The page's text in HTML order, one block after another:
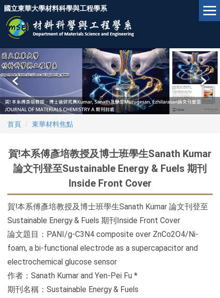
跳
到
主
要
內
容
區
國立東華大學材料科學與工程學系
首頁 東華材料焦點
賀!本系傅彥培教授及博士班學生Sanath Kumar
論文刊登至Sustainable Energy & Fuels 期刊
Inside Front Cover
賀!本系傅彥培教授及博士班學生Sanath Kumar 論文刊登至
Sustainable Energy & Fuels 期刊Inside Front Cover
論文題目：PANI/g-C3N4 composite over ZnCo2O4/Ni-
foam, a bi-functional electrode as a supercapacitor and
electrochemical glucose sensor
作者：Sanath Kumar and Yen-Pei Fu *
期刊名稱：Sustainable Energy & Fuels